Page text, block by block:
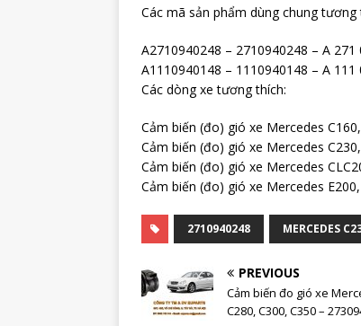
Các mã sản phẩm dùng chung tương
A2710940248 – 2710940248 – A
A1110940148 – 1110940148 – A
Các dòng xe tương thích:
Cảm biến (đo) gió xe Mercedes
Cảm biến (đo) gió xe Mercedes
Cảm biến (đo) gió xe Mercedes
Cảm biến (đo) gió xe Mercedes
2710940248 MERCEDES
PREVIOUS
Cảm biến đo gió xe
C280, C300, C350 –